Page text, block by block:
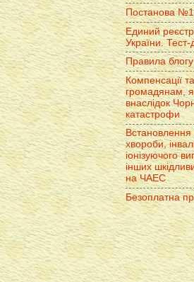
Постанова
Единий
України. Тест-
Правила блогу
Компенсації
громадянам,
внаслідок
катастрофи
Встановлення
хвороби,
іонізуючого
інших
на ЧАЕС
Безоплатна